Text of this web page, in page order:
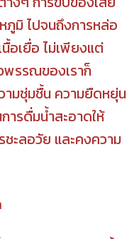
มิ ไปจนถึงการหล่อ
อเยื่อ ไม่เพียงแต่
พรรณของเราก็
ามชุ่มชื้น ความยืดหยุ่น
ารดื่มน้ำสะอาดให้
ะลอวัย และคงความ